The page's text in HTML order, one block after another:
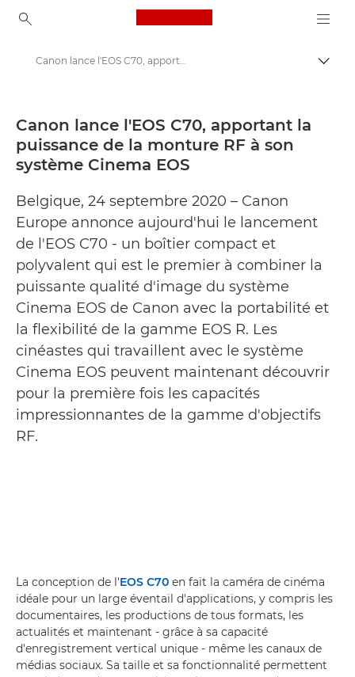
Canon Logo, back to
Presse
Communiqués de presse - Centre de presse Canon
Canon lance l'EOS C70, apportant la puissance de la monture RF à son système Cinema EOS - Centre de presse Canon
Canon lance l'EOS C70, apportant la
puissance de la monture RF à son
système Cinema EOS
Belgique, 24 septembre 2020 – Canon
Europe annonce aujourd'hui le lancement
de l'EOS C70 - un boîtier compact et
polyvalent qui est le premier à combiner la
puissante qualité d'image du système
Cinema EOS de Canon avec la portabilité et
la flexibilité de la gamme EOS R. Les
cinéastes qui travaillent avec le système
Cinema EOS peuvent maintenant découvrir
pour la première fois les capacités
impressionnantes de la gamme d'objectifs
RF.
La conception de l'EOS C70 en fait la caméra de cinéma
idéale pour un large éventail d'applications, y compris les
documentaires, les productions de tous formats, les
actualités et maintenant - grâce à sa capacité
d'enregistrement vertical unique - même les canaux de
médias sociaux. Sa taille et sa fonctionnalité permettent